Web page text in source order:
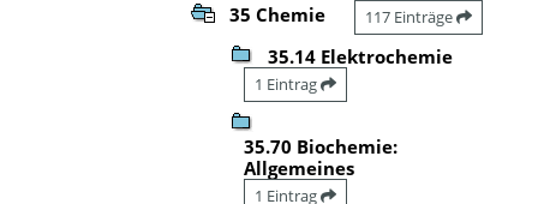
35 Chemie 117 Einträge
35.14 Elektrochemie
1 Eintrag
35.70 Biochemie:
Allgemeines
1 Eintrag